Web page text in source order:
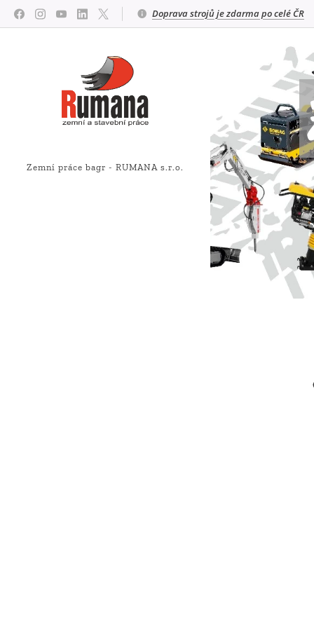
Doprava strojů je zdarma po celé ČR
Zemní práce bagr - RUMANA s.r.o.